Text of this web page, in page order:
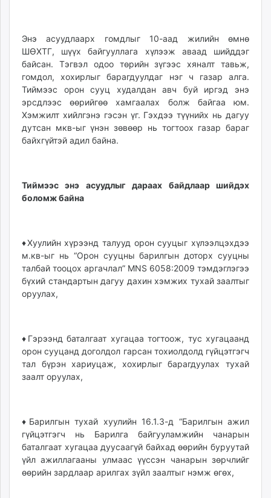
Энэ асуудлаарх гомдлыг 10-аад жилийн өмнө
ШӨХТГ, шүүх байгууллага хүлээж аваад шийддэг
байсан. Тэгвэл одоо төрийн зүгээс хяналт тавьж,
гомдол, хохирлыг барагдуулдаг нэг ч газар алга.
Тиймээс орон сууц худалдан авч буй иргэд энэ
эрсдлээс өөрийгөө хамгаалах болж байгаа юм.
Хэмжилт хийлгэнэ гэсэн үг. Гэхдээ түүнийх нь дагуу
дутсан мкв-ыг үнэн зөвөөр нь тогтоох газар бараг
байхгүйтэй адил байна.
Тиймээс энэ асуудлыг дараах байдлаар шийдэх
боломж байна
♦Хуулийн хүрээнд талууд орон сууцыг хүлээлцэхдээ
м.кв-ыг нь “Орон сууцны барилгын доторх сууцны
талбай тооцох аргачлал” MNS 6058:2009 тэмдэглэгээ
бүхий стандартын дагуу дахин хэмжих тухай заалтыг
оруулах,
♦Гэрээнд баталгаат хугацаа тогтоож, тус хугацаанд
орон сууцанд доголдол гарсан тохиолдолд гүйцэтгэгч
тал бүрэн хариуцаж, хохирлыг барагдуулах тухай
заалт оруулах,
♦Барилгын тухай хуулийн 16.1.3-д “Барилгын ажил
гүйцэтгэгч нь Барилга байгууламжийн чанарын
баталгаат хугацаа дуусаагүй байхад өөрийн буруутай
үйл ажиллагааны улмаас үүссэн чанарын зөрчлийг
өөрийн зардлаар арилгах зүйл заалтыг нэмж өгөх,